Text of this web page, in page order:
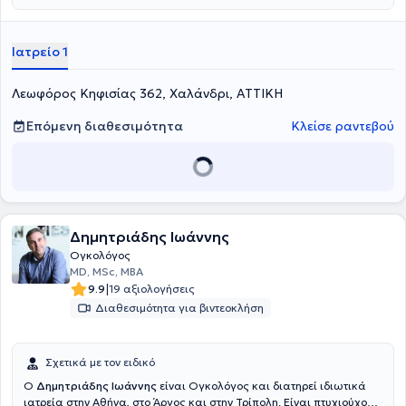
είναι να στέκεται ουσιαστικά δίπλα στους ασθενείς με καρκίνο σε
τους ενημέρωση, την εμπιστοσύνη και την ανθρώπινη σχέση ιατρού -
ασθενούς. Διαθέτει σημαντική εμπειρία ως ερευνητής σε μεγάλες
πολυκεντρικές κλινικές μελέτες, γεγονός που της επιτρέπει να
εφαρμόζει σύγχρονες και τεκμηριωμένες θεραπευτικές
προσεγγίσεις. Συνεργάζεται με τα Νοσοκομεία "Υγεία" και
Ευρωκλινική Αθηνών καθώς συμμετέχει και ενεργά στην
επιστημονική έρευνα με δημοσιεύσεις σε διεθνή συνέδρια και
Ιατρείο 1
Λεωφόρος Κηφισίας 362, Χαλάνδρι, ΑΤΤΙΚΗ
Επόμενη διαθεσιμότητα
Κλείσε ραντεβού
Δημητριάδης Ιωάννης
Ογκολόγος
MD, MSc, MBA
9.9|19 αξιολογήσεις
Διαθεσιμότητα για βιντεοκλήση
Σχετικά με τον ειδικό
Ο Δημητριάδης Ιωάννης είναι Ογκολόγος και διατηρεί ιδιωτικά
ιατρεία στην Αθήνα, στο Άργος και στην Τρίπολη. Είναι πτυχιούχος